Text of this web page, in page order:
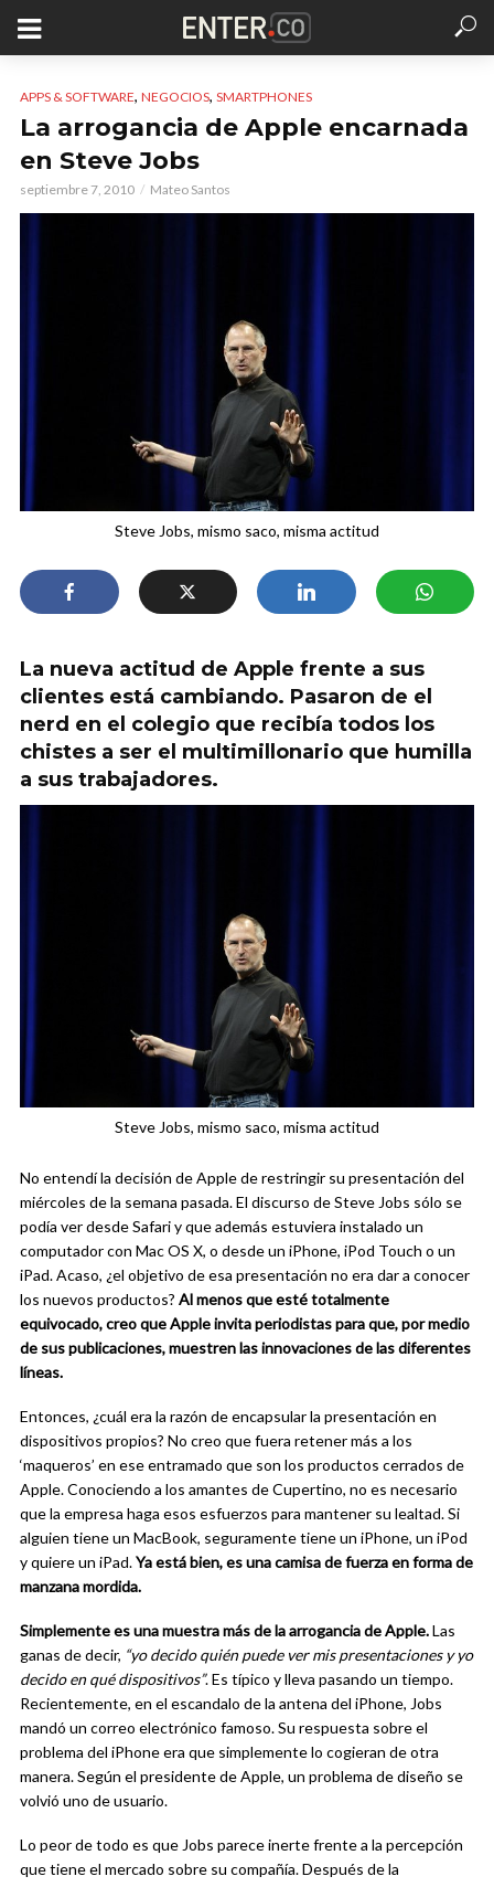
APPS & SOFTWARE, NEGOCIOS, SMARTPHONES
La arrogancia de Apple encarnada
en Steve Jobs
septiembre 7, 2010 Mateo Santos
Steve Jobs, mismo saco, misma actitud
La nueva actitud de Apple frente a sus
clientes está cambiando. Pasaron de el
nerd en el colegio que recibía todos los
chistes a ser el multimillonario que humilla
a sus trabajadores.
Steve Jobs, mismo saco, misma actitud
No entendí la decisión de Apple de restringir su presentación del
miércoles de la semana pasada. El discurso de Steve Jobs sólo se
podía ver desde Safari y que además estuviera instalado un
computador con Mac OS X, o desde un iPhone, iPod Touch o un
iPad. Acaso, ¿el objetivo de esa presentación no era dar a conocer
los nuevos productos? Al menos que esté totalmente
equivocado, creo que Apple invita periodistas para que, por medio
de sus publicaciones, muestren las innovaciones de las diferentes
líneas.
Entonces, ¿cuál era la razón de encapsular la presentación en
dispositivos propios? No creo que fuera retener más a los
‘maqueros’ en ese entramado que son los productos cerrados de
Apple. Conociendo a los amantes de Cupertino, no es necesario
que la empresa haga esos esfuerzos para mantener su lealtad. Si
alguien tiene un MacBook, seguramente tiene un iPhone, un iPod
y quiere un iPad.Ya está bien, es una camisa de fuerza en forma de
manzana mordida.
Simplemente es una muestra más de la arrogancia de Apple.Las
ganas de decir, “yo decido quién puede ver mis presentaciones y yo
decido en qué dispositivos”. Es típico y lleva pasando un tiempo.
Recientemente, en el escandalo de la antena del iPhone, Jobs
mandó un correo electrónico famoso. Su respuesta sobre el
problema del iPhone era que simplemente lo cogieran de otra
manera. Según el presidente de Apple, un problema de diseño se
volvió uno de usuario.
Lo peor de todo es que Jobs parece inerte frente a la percepción
que tiene el mercado sobre su compañía. Después de la